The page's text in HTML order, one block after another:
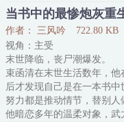
再睁眼，昔日响当当符州城
肉。
小鲜肉漂亮、懦弱，没脑子
节目里遭人排挤，台上被人
本该是借位，偏是楚久挨的
十余年梨园生活，哪一出
巴掌落下的那一瞬间，
当书中的最惨炮灰重
作者： 三风吟 722.80 KB
视角：主受
末世降临，丧尸潮爆发。
束函清在末世生活数年，
后才发现自己是在一本书
努力都是推动情节，替别人
他暗恋多年的温柔对象，武